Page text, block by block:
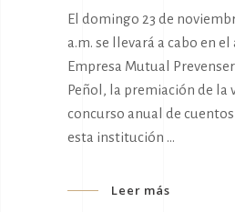
El domingo 23 de
a.m. se llevará a cabo en
Empresa Mutual
Peñol, la premiación de la
concurso anual de
esta institución
Leer más